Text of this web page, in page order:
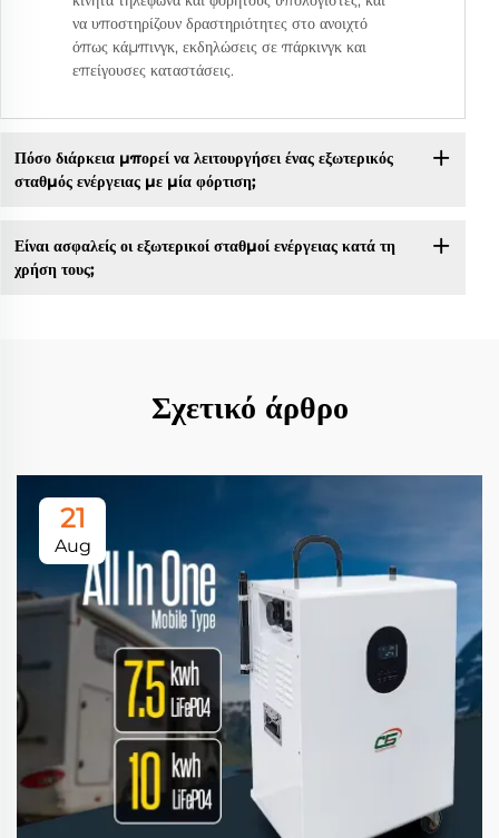
να υποστηρίζουν δραστηριότητες στο ανοιχτό
όπως κάμπινγκ, εκδηλώσεις σε πάρκινγκ και
επείγουσες καταστάσεις.
Πόσο διάρκεια μπορεί να λειτουργήσει ένας εξωτερικός
σταθμός ενέργειας με μία φόρτιση;
Είναι ασφαλείς οι εξωτερικοί σταθμοί ενέργειας κατά τη
χρήση τους;
Σχετικό άρθρο
21
Aug